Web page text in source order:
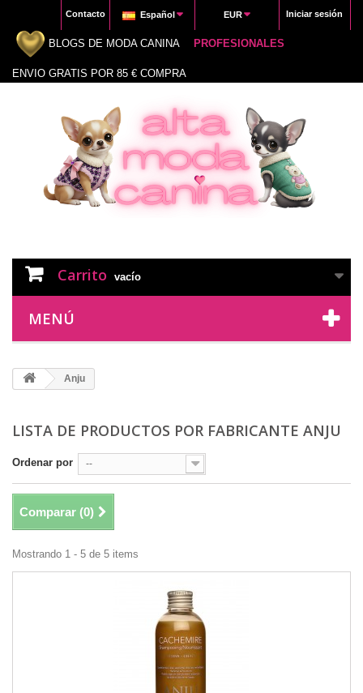
Iniciar sesión
EUR
Español
Contacto
BLOGS DE MODA CANINA PROFESIONALES
ENVIO GRATIS POR 85 € COMPRA
Carrito vacío
MENÚ
Anju
LISTA DE PRODUCTOS POR FABRICANTE ANJU
Ordenar por --
Comparar (0)
Mostrando 1 - 5 de 5 items